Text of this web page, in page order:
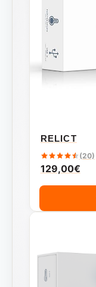
RELICT
(20)
129,00€